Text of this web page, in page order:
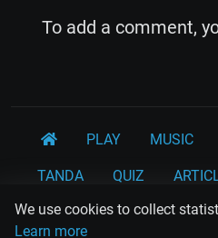
We use cookies to collect
Learn more
To add a comment,
PLAY MUSIC
TANDA QUIZ
WORKSHOPS